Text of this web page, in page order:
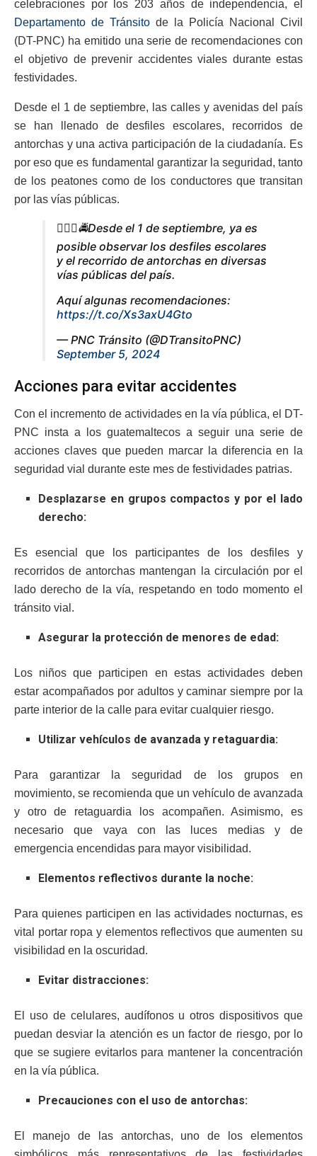
celebraciones por los 203 años de independencia, el
Departamento de Tránsito de la Policía Nacional Civil
(DT-PNC) ha emitido una serie de recomendaciones con
el objetivo de prevenir accidentes viales durante estas
festividades.
Desde el 1 de septiembre, las calles y avenidas del país
se han llenado de desfiles escolares, recorridos de
antorchas y una activa participación de la ciudadanía. Es
por eso que es fundamental garantizar la seguridad, tanto
de los peatones como de los conductores que transitan
por las vías públicas.
👮🏼‍♂️🚔Desde el 1 de septiembre, ya es
posible observar los desfiles escolares
y el recorrido de antorchas en diversas
vías públicas del país.
Aquí algunas recomendaciones:
https://t.co/Xs3axU4Gto
— PNC Tránsito (@DTransitoPNC)
September 5, 2024
Acciones para evitar accidentes
Con el incremento de actividades en la vía pública, el DT-
PNC insta a los guatemaltecos a seguir una serie de
acciones claves que pueden marcar la diferencia en la
seguridad vial durante este mes de festividades patrias.
Desplazarse en grupos compactos y por el lado
derecho:
Es esencial que los participantes de los desfiles y
recorridos de antorchas mantengan la circulación por el
lado derecho de la vía, respetando en todo momento el
tránsito vial.
Asegurar la protección de menores de edad:
Los niños que participen en estas actividades deben
estar acompañados por adultos y caminar siempre por la
parte interior de la calle para evitar cualquier riesgo.
Utilizar vehículos de avanzada y retaguardia:
Para garantizar la seguridad de los grupos en
movimiento, se recomienda que un vehículo de avanzada
y otro de retaguardia los acompañen. Asimismo, es
necesario que vaya con las luces medias y de
emergencia encendidas para mayor visibilidad.
Elementos reflectivos durante la noche:
Para quienes participen en las actividades nocturnas, es
vital portar ropa y elementos reflectivos que aumenten su
visibilidad en la oscuridad.
Evitar distracciones:
El uso de celulares, audífonos u otros dispositivos que
puedan desviar la atención es un factor de riesgo, por lo
que se sugiere evitarlos para mantener la concentración
en la vía pública.
Precauciones con el uso de antorchas:
El manejo de las antorchas, uno de los elementos